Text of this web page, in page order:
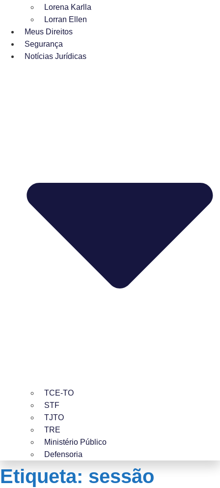
Lorena Karlla
Lorran Ellen
Meus Direitos
Segurança
Notícias Jurídicas
TCE-TO
STF
TJTO
TRE
Ministério Público
Defensoria
Etiqueta: sessão